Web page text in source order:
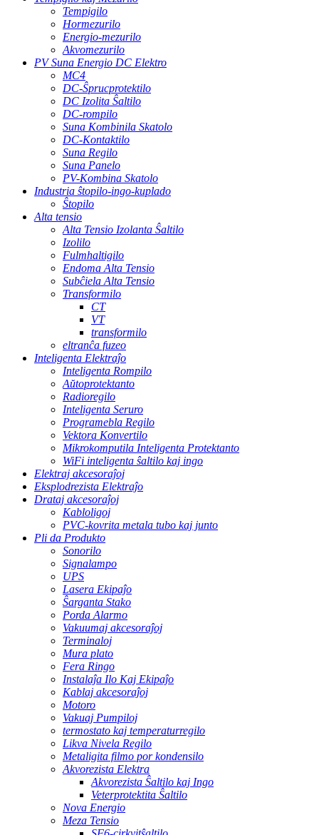
Tempigilo
Hormezurilo
Energio-mezurilo
Akvomezurilo
PV Suna Energio DC Elektro
MC4
DC-Ŝprucprotektilo
DC Izolita Ŝaltilo
DC-rompilo
Suna Kombinila Skatolo
DC-Kontaktilo
Suna Regilo
Suna Panelo
PV-Kombina Skatolo
Industria ŝtopilo-ingo-kuplado
Ŝtopilo
Alta tensio
Alta Tensio Izolanta Ŝaltilo
Izolilo
Fulmhaltigilo
Endoma Alta Tensio
Subĉiela Alta Tensio
Transformilo
CT
VT
transformilo
eltranĉa fuzeo
Inteligenta Elektraĵo
Inteligenta Rompilo
Aŭtoprotektanto
Radioregilo
Inteligenta Seruro
Programebla Regilo
Vektora Konvertilo
Mikrokomputila Inteligenta Protektanto
WiFi inteligenta ŝaltilo kaj ingo
Elektraj akcesoraĵoj
Eksplodrezista Elektraĵo
Drataj akcesoraĵoj
Kabloligoj
PVC-kovrita metala tubo kaj junto
Pli da Produkto
Sonorilo
Signalampo
UPS
Lasera Ekipaĵo
Ŝarganta Stako
Porda Alarmo
Vakuumaj akcesoraĵoj
Terminaloj
Mura plato
Fera Ringo
Instalaĵa Ilo Kaj Ekipaĵo
Kablaj akcesoraĵoj
Motoro
Vakuaj Pumpiloj
termostato kaj temperaturregilo
Likva Nivela Regilo
Metaligita filmo por kondensilo
Akvorezista Elektra
Akvorezista Ŝaltilo kaj Ingo
Veterprotektita Ŝaltilo
Nova Energio
Meza Tensio